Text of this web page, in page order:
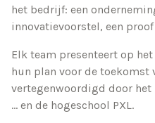
het bedrijf: een
innovatievoorstel, een proof
Elk team presenteert op
hun plan voor de toekomst
vertegenwoordigd door
… en de hogeschool PXL.